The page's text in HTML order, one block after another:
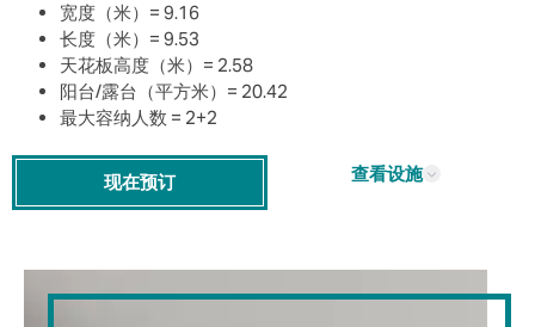
宽度（米）= 9.16
长度（米）= 9.53
天花板高度（米）= 2.58
阳台/露台（平方米）= 20.42
最大容纳人数 = 2+2
现在预订 查看设施